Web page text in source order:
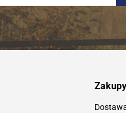
Zakupy